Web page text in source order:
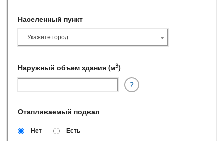
Населенный пункт
Укажите город
Наружный объем здания (м3)
?
Отапливаемый подвал
Нет Есть